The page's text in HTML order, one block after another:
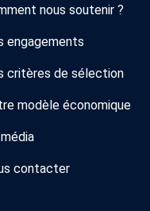
nous soutenir ?
engagements
critères de sélection
modèle économique
contacter